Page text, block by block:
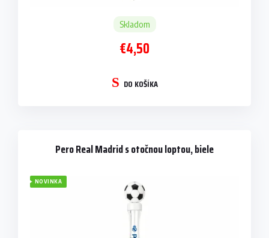
Skladom
€4,50
DO KOŠÍKA
Pero Real Madrid s otočnou loptou, biele
NOVINKA